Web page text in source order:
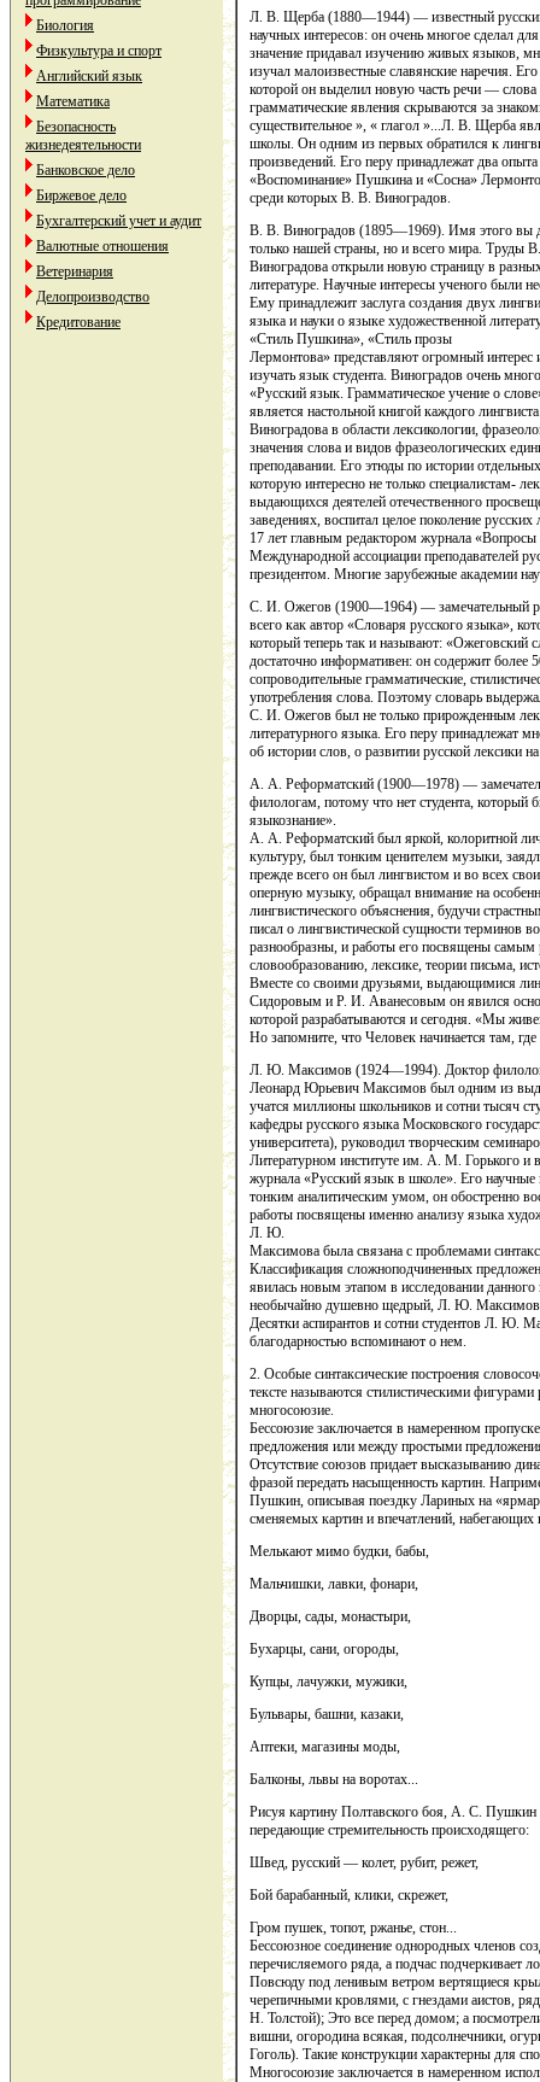
Биология
Физкультура и спорт
Английский язык
Математика
Безопасность
жизнедеятельности
Банковское дело
Биржевое дело
Бухгалтерский учет и аудит
Валютные отношения
Ветеринария
Делопроизводство
Кредитование
Л. В. Щерба (1880—1944) — известный
научных интересов: он очень многое сделал
значение придавал изучению живых языков,
изучал малоизвестные славянские наречия.
которой он выделил новую часть речи — слова
грамматические явления скрываются за
существительное », « глагол »...Л. В. Щерба
школы. Он одним из первых обратился к
произведений. Его перу принадлежат два
«Воспоминание» Пушкина и «Сосна»
среди которых В. В. Виноградов.
В. В. Виноградов (1895—1969). Имя этого вы
только нашей страны, но и всего мира. Труды
Виноградова открыли новую страницу в
литературе. Научные интересы ученого были
Ему принадлежит заслуга создания двух
языка и науки о языке художественной
«Стиль Пушкина», «Стиль прозы
Лермонтова» представляют огромный
изучать язык студента. Виноградов очень
«Русский язык. Грамматическое учение о
является настольной книгой каждого
Виноградова в области лексикологии,
значения слова и видов фразеологических
преподавании. Его этюды по истории
которую интересно не только специалистам-
выдающихся деятелей отечественного
заведениях, воспитал целое поколение
17 лет главным редактором журнала
Международной ассоциации преподавателей
президентом. Многие зарубежные академии
С. И. Ожегов (1900—1964) — замечательный
всего как автор «Словаря русского языка»,
который теперь так и называют: «Ожеговский
достаточно информативен: он содержит более
сопроводительные грамматические,
употребления слова. Поэтому словарь
С. И. Ожегов был не только прирожденным
литературного языка. Его перу принадлежат
об истории слов, о развитии русской лексики
А. А. Реформатский (1900—1978) —
филологам, потому что нет студента, который
языкознание».
А. А. Реформатский был яркой, колоритной
культуру, был тонким ценителем музыки,
прежде всего он был лингвистом и во всех
оперную музыку, обращал внимание на
лингвистического объяснения, будучи
писал о лингвистической сущности терминов
разнообразны, и работы его посвящены
словообразованию, лексике, теории письма,
Вместе со своими друзьями, выдающимися
Сидоровым и Р. И. Аванесовым он явился
которой разрабатываются и сегодня. «Мы
Но запомните, что Человек начинается там,
Л. Ю. Максимов (1924—1994). Доктор
Леонард Юрьевич Максимов был одним из
учатся миллионы школьников и сотни тысяч
кафедры русского языка Московского
университета), руководил творческим
Литературном институте им. А. М. Горького и
журнала «Русский язык в школе». Его
тонким аналитическим умом, он обостренно
работы посвящены именно анализу языка
Л. Ю.
Максимова была связана с проблемами
Классификация сложноподчиненных
явилась новым этапом в исследовании
необычайно душевно щедрый, Л. Ю. Максимов
Десятки аспирантов и сотни студентов Л. Ю.
благодарностью вспоминают о нем.
2. Особые синтаксические построения
тексте называются стилистическими
многосоюзие.
Бессоюзие заключается в намеренном
предложения или между простыми
Отсутствие союзов придает высказыванию
фразой передать насыщенность картин.
Пушкин, описывая поездку Лариных на
сменяемых картин и впечатлений, набегающих
Мелькают мимо будки, бабы,
Мальчишки, лавки, фонари,
Дворцы, сады, монастыри,
Бухарцы, сани, огороды,
Купцы, лачужки, мужики,
Бульвары, башни, казаки,
Аптеки, магазины моды,
Балконы, львы на воротах...
Рисуя картину Полтавского боя, А. С. Пушкин
передающие стремительность происходящего:
Швед, русский — колет, рубит, режет,
Бой барабанный, клики, скрежет,
Гром пушек, топот, ржанье, стон...
Бессоюзное соединение однородных членов
перечисляемого ряда, а подчас подчеркивает
Повсюду под ленивым ветром вертящиеся
черепичными кровлями, с гнездами аистов,
Н. Толстой); Это все перед домом; а
вишни, огородина всякая, подсолнечники,
Гоголь). Такие конструкции характерны для
Многосоюзие заключается в намеренном